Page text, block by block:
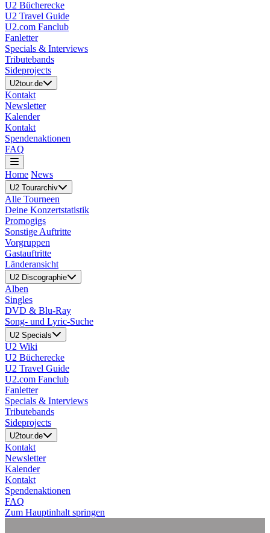
U2 Bücherecke
U2 Travel Guide
U2.com Fanclub
Fanletter
Specials & Interviews
Tributebands
Sideprojects
U2tour.de
Kontakt
Newsletter
Kalender
Kontakt
Spendenaktionen
FAQ
Home News
U2 Tourarchiv
Alle Tourneen
Deine Konzertstatistik
Promogigs
Sonstige Auftritte
Vorgruppen
Gastauftritte
Länderansicht
U2 Discographie
Alben
Singles
DVD & Blu-Ray
Song- und Lyric-Suche
U2 Specials
U2 Wiki
U2 Bücherecke
U2 Travel Guide
U2.com Fanclub
Fanletter
Specials & Interviews
Tributebands
Sideprojects
U2tour.de
Kontakt
Newsletter
Kalender
Kontakt
Spendenaktionen
FAQ
Zum Hauptinhalt springen